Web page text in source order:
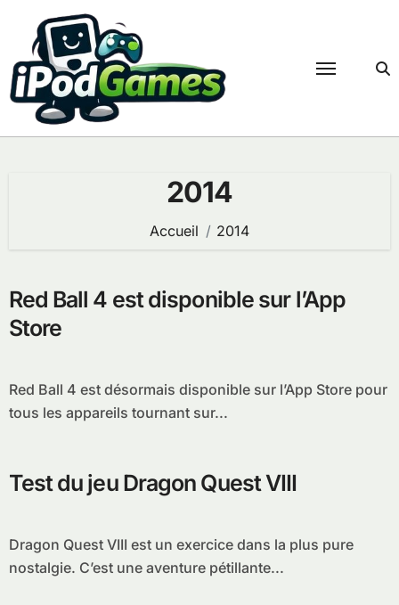
contenu
2014
Accueil 2014
Red Ball 4 est disponible sur l’App
Store
Red Ball 4 est désormais disponible sur l’App Store pour
tous les appareils tournant sur...
Test du jeu Dragon Quest VIII
Dragon Quest VIII est un exercice dans la plus pure
nostalgie. C’est une aventure pétillante...